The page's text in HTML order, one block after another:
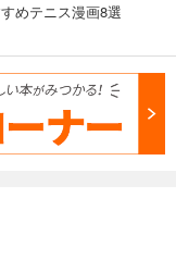
めテニス漫画8選